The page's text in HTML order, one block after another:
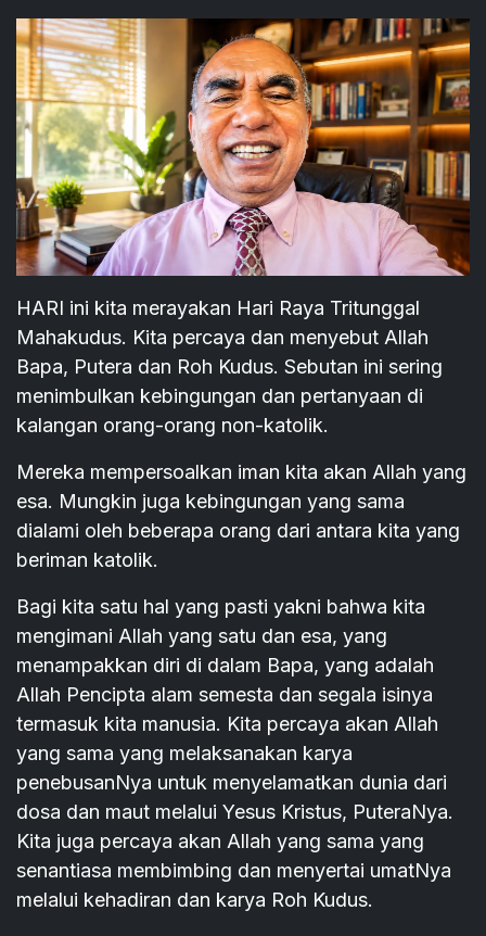
HARI ini kita merayakan Hari Raya Tritunggal
Mahakudus. Kita percaya dan menyebut Allah
Bapa, Putera dan Roh Kudus. Sebutan ini sering
menimbulkan kebingungan dan pertanyaan di
kalangan orang-orang non-katolik.
Mereka mempersoalkan iman kita akan Allah yang
esa. Mungkin juga kebingungan yang sama
dialami oleh beberapa orang dari antara kita yang
beriman katolik.
Bagi kita satu hal yang pasti yakni bahwa kita
mengimani Allah yang satu dan esa, yang
menampakkan diri di dalam Bapa, yang adalah
Allah Pencipta alam semesta dan segala isinya
termasuk kita manusia. Kita percaya akan Allah
yang sama yang melaksanakan karya
penebusanNya untuk menyelamatkan dunia dari
dosa dan maut melalui Yesus Kristus, PuteraNya.
Kita juga percaya akan Allah yang sama yang
senantiasa membimbing dan menyertai umatNya
melalui kehadiran dan karya Roh Kudus.